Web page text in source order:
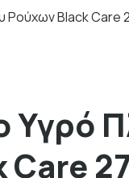
Ρούχων Black Care
Υγρό